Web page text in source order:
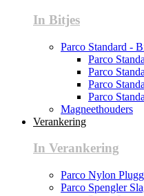
In Bitjes
Parco Standard -
Parco
Parco
Parco
Parco
Magneethouders
Verankering
In Verankering
Parco Nylon
Parco Spengler